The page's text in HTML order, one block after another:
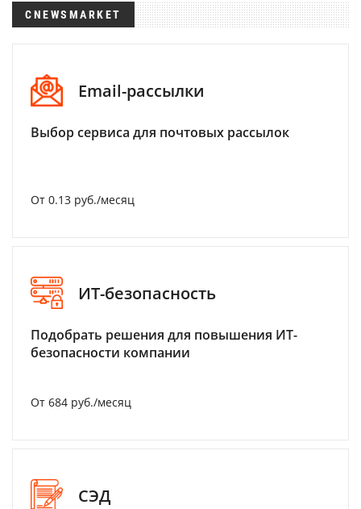
CNEWSMARKET
Email-рассылки
Выбор сервиса для почтовых рассылок
От 0.13 руб./месяц
ИТ-безопасность
Подобрать решения для повышения ИТ-
безопасности компании
От 684 руб./месяц
СЭД